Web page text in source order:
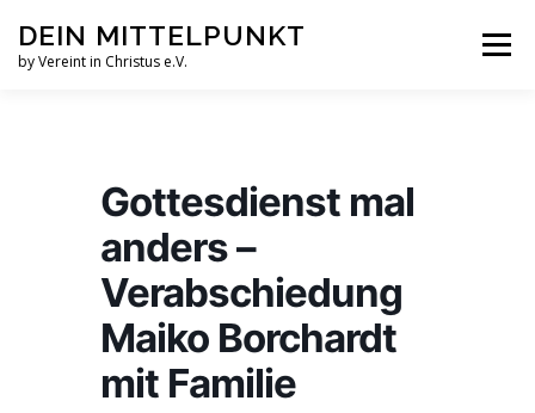
Inhalt
springen
DEIN MITTELPUNKT
by Vereint in Christus e.V.
Menü
GOTTESDIENST MAL ANDERS AUFNAHMEN
VEREINT IN CHRISTUS E.V.
Gottesdienst mal
anders –
Verabschiedung
Maiko Borchardt
mit Familie